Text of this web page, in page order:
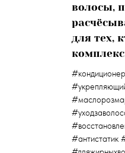
волосы,
для тех,
#антистатик